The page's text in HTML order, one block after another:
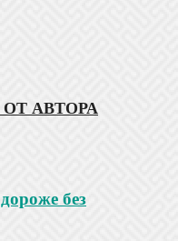
АВТОРА
без